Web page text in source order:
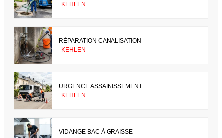
KEHLEN
RÉPARATION CANALISATION
KEHLEN
URGENCE ASSAINISSEMENT
KEHLEN
VIDANGE BAC À GRAISSE